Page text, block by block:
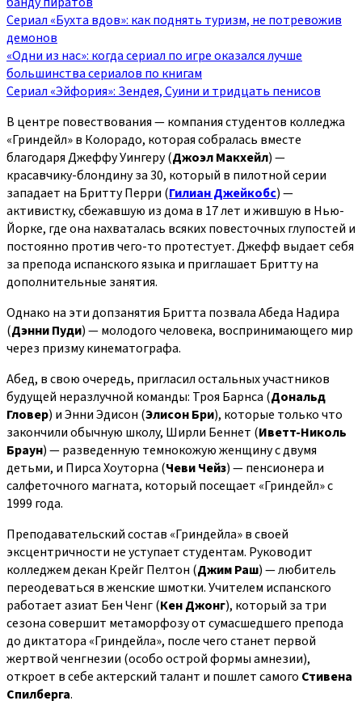
Сериал «Бухта вдов»: как поднять туризм, не потревожив
демонов
«Одни из нас»: когда сериал по игре оказался лучше
большинства сериалов по книгам
Сериал «Эйфория»: Зендея, Суини и тридцать пенисов
В центре повествования — компания студентов колледжа
«Гриндейл» в Колорадо, которая собралась вместе
благодаря Джеффу Уингеру (Джоэл Макхейл) —
красавчику-блондину за 30, который в пилотной серии
западает на Бритту Перри (Гилиан Джейкобс) —
активистку, сбежавшую из дома в 17 лет и жившую в Нью-
Йорке, где она нахваталась всяких повесточных глупостей и
постоянно против чего-то протестует. Джефф выдает себя
за препода испанского языка и приглашает Бритту на
дополнительные занятия.
Однако на эти допзанятия Бритта позвала Абеда Надира
(Дэнни Пуди) — молодого человека, воспринимающего мир
через призму кинематографа.
Абед, в свою очередь, пригласил остальных участников
будущей неразлучной команды: Троя Барнса (Дональд
Гловер) и Энни Эдисон (Элисон Бри), которые только что
закончили обычную школу, Ширли Беннет (Иветт-Николь
Браун) — разведенную темнокожую женщину с двумя
детьми, и Пирса Хоуторна (Чеви Чейз) — пенсионера и
салфеточного магната, который посещает «Гриндейл» с
1999 года.
Преподавательский состав «Гриндейла» в своей
эксцентричности не уступает студентам. Руководит
колледжем декан Крейг Пелтон (Джим Раш) — любитель
переодеваться в женские шмотки. Учителем испанского
работает азиат Бен Ченг (Кен Джонг), который за три
сезона совершит метаморфозу от сумасшедшего препода
до диктатора «Гриндейла», после чего станет первой
жертвой ченгнезии (особо острой формы амнезии),
откроет в себе актерский талант и пошлет самого Стивена
Спилберга.